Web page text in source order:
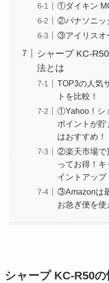
①ダイキン
②パナソニッ
③アイリスオ
シャープ KC-
法とは
TOP3の人気
トを比較！
①Yahoo！シ
ポイントが
はおすすめ！
②楽天市場で
ってお得！
イントアップ
③Amazonは
お急ぎ便を使
シャープ KC-R50